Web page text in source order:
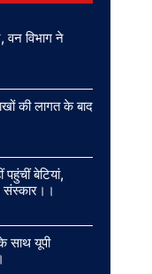
विभाग ने
की लागत के बाद
पहुंचीं बेटियां,
संस्कार।।
साथ यूपी